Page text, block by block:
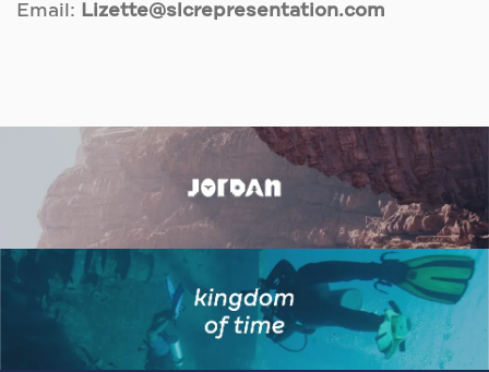
Email : Lizette@slcrepresentation.com